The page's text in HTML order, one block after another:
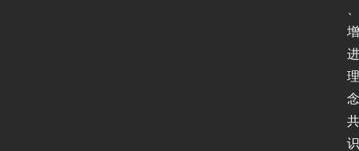
增
进
理
念
共
识